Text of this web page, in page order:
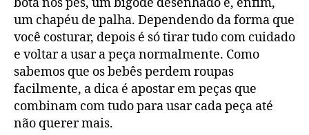
bota nos pés, um bigode desenhado e, enfim,
um chapéu de palha. Dependendo da forma que
você costurar, depois é só tirar tudo com cuidado
e voltar a usar a peça normalmente. Como
sabemos que os bebês perdem roupas
facilmente, a dica é apostar em peças que
combinam com tudo para usar cada peça até
não querer mais.